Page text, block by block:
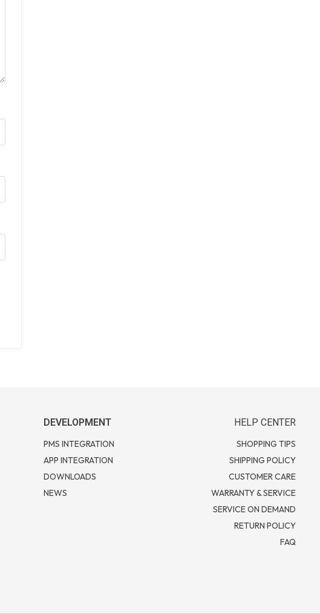
DEVELOPMENT
PMS INTEGRATION
APP INTEGRATION
DOWNLOADS
NEWS
HELP CENTER
SHOPPING TIPS
SHIPPING POLICY
CUSTOMER CARE
WARRANTY & SERVICE
SERVICE ON DEMAND
RETURN POLICY
FAQ